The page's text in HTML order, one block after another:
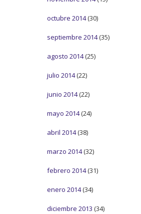
octubre 2014(30)
septiembre 2014(35)
agosto 2014(25)
julio 2014(22)
junio 2014(22)
mayo 2014(24)
abril 2014(38)
marzo 2014(32)
febrero 2014(31)
enero 2014(34)
diciembre 2013 (34)